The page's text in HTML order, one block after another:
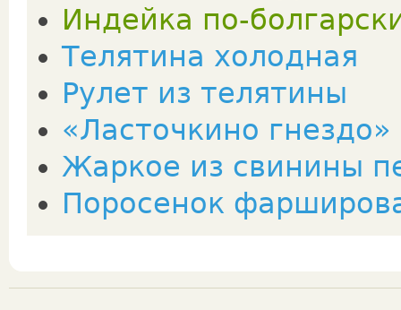
Индейка по-
Телятина холодная
Рулет из телятины
«Ласточкино гнездо»
Жаркое из свинины
Поросенок